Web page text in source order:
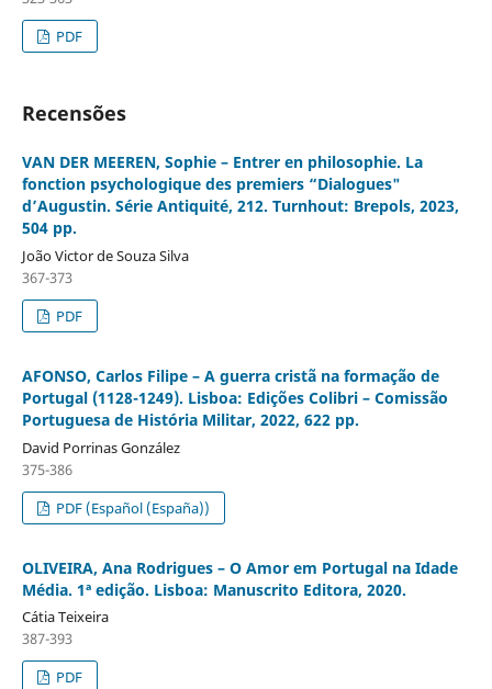
PDF
Recensões
VAN DER MEEREN, Sophie – Entrer en philosophie. La
fonction psychologique des premiers “Dialogues"
d’Augustin. Série Antiquité, 212. Turnhout: Brepols, 2023,
504 pp.
João Victor de Souza Silva
367-373
PDF
AFONSO, Carlos Filipe – A guerra cristã na formação de
Portugal (1128-1249). Lisboa: Edições Colibri – Comissão
Portuguesa de História Militar, 2022, 622 pp.
David Porrinas González
375-386
PDF (Español (España))
OLIVEIRA, Ana Rodrigues – O Amor em Portugal na Idade
Média. 1ª edição. Lisboa: Manuscrito Editora, 2020.
Cátia Teixeira
387-393
PDF